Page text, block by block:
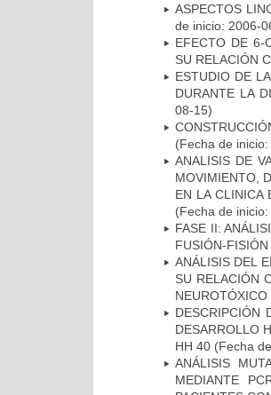
ASPECTOS
de inicio: 2006-
EFECTO DE 6-
SU RELACIÓN
ESTUDIO DE
DURANTE LA
08-15)
(Fecha de
ANALISIS DE
MOVIMIENTO,
EN LA CLINICA
(Fecha de
FASE II:
FUSIÓN-
ANÁLISIS DEL
SU RELACIÓN
NEUROTÓXICO
DESCRIPCIÓN
DESARROLLO
HH 40 (Fecha
ANÁLISIS
MEDIANTE